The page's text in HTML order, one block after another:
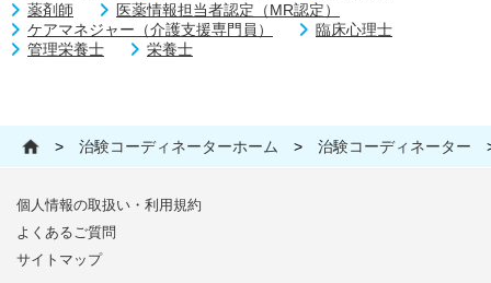
薬剤師
医薬情報担当者認定（MR認定）
ケアマネジャー（介護支援専門員）
臨床心理士
管理栄養士
栄養士
> 治験コーディネーターホーム > 治験コーディネーター
個人情報の取扱い・利用規約
よくあるご質問
サイトマップ